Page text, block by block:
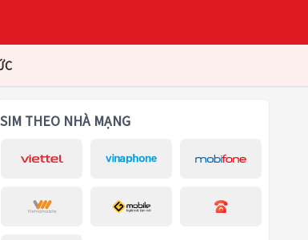
SIM THEO NHÀ MẠNG